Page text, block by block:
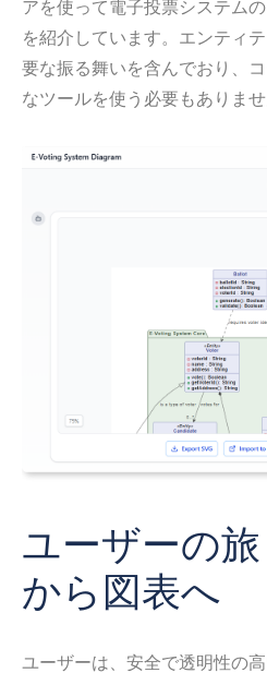
アを使って電子投票システム
を紹介しています。エンティ
要な振る舞いを含んでおり、
なツールを使う必要もありませ
ユーザーの
から図表へ
ユーザーは、安全で透明性の